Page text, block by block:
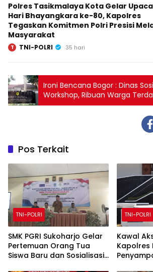
Polres Tasikmalaya Kota Gelar
Hari Bhayangkara ke-80, Kapolres
Tegaskan Komitmen Polri Presisi
Masyarakat
T TNI-POLRI 35 hari
Ironi Bencana Bogor : Dinas
Workshop, Ribuan Warga
Terabaikan
Pos Terkait
TNI-POLRI
SMK PGRI Sukoharjo Gelar
Pertemuan Orang Tua
Siswa Baru dan Sosialisasi
TNI-POLRI
Kawal
Kapolres